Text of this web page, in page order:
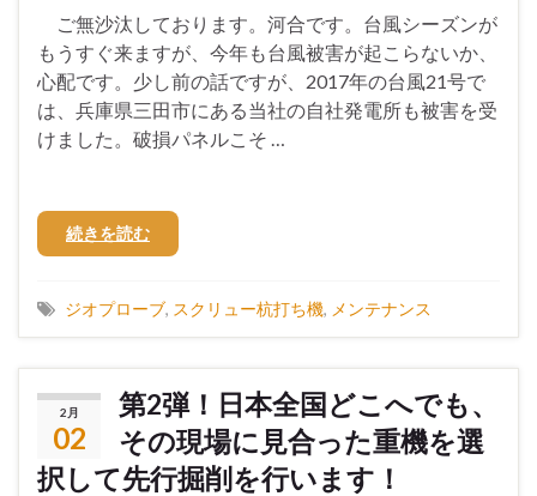
ご無沙汰しております。河合です。台風シーズンが
もうすぐ来ますが、今年も台風被害が起こらないか、
心配です。少し前の話ですが、2017年の台風21号で
は、兵庫県三田市にある当社の自社発電所も被害を受
けました。破損パネルこそ …
続きを読む
ジオプローブ, スクリュー杭打ち機, メンテナンス
2月
02
第2弾！日本全国どこへでも、
その現場に見合った重機を選
択して先行掘削を行います！